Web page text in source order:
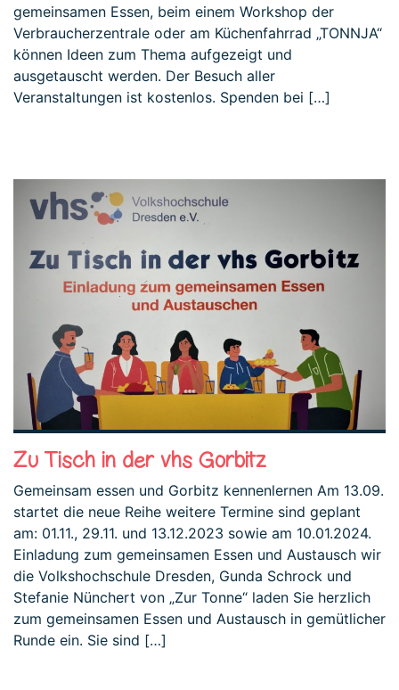
gemeinsamen Essen, beim einem Workshop der
Verbraucherzentrale oder am Küchenfahrrad „TONNJA“
können Ideen zum Thema aufgezeigt und
ausgetauscht werden. Der Besuch aller
Veranstaltungen ist kostenlos. Spenden bei […]
Zu Tisch in der vhs Gorbitz
Gemeinsam essen und Gorbitz kennenlernen Am 13.09.
startet die neue Reihe weitere Termine sind geplant
am: 01.11., 29.11. und 13.12.2023 sowie am 10.01.2024.
Einladung zum gemeinsamen Essen und Austausch wir
die Volkshochschule Dresden, Gunda Schrock und
Stefanie Nünchert von „Zur Tonne“ laden Sie herzlich
zum gemeinsamen Essen und Austausch in gemütlicher
Runde ein. Sie sind […]